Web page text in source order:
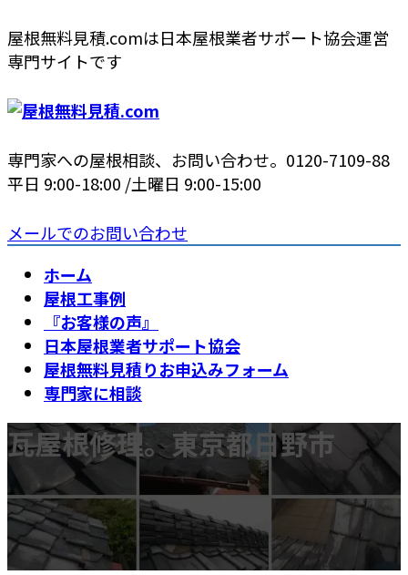
コ
ン
テ
ン
ツ
ス
キ
プ
ナ
ビ
ゲ
ー
シ
ン
に
動
屋根無料見積.comは日本屋根業者サポート協会運営
専門サイトです
専門家への屋根相談、お問い合わせ。 0120-7109-88
平日 9:00-18:00 /土曜日 9:00-15:00
メールでのお問い合わせ
ホーム
屋根工事例
『お客様の声』
日本屋根業者サポート協会
屋根無料見積りお申込みフォーム
専門家に相談
瓦屋根修理。東京都日野市